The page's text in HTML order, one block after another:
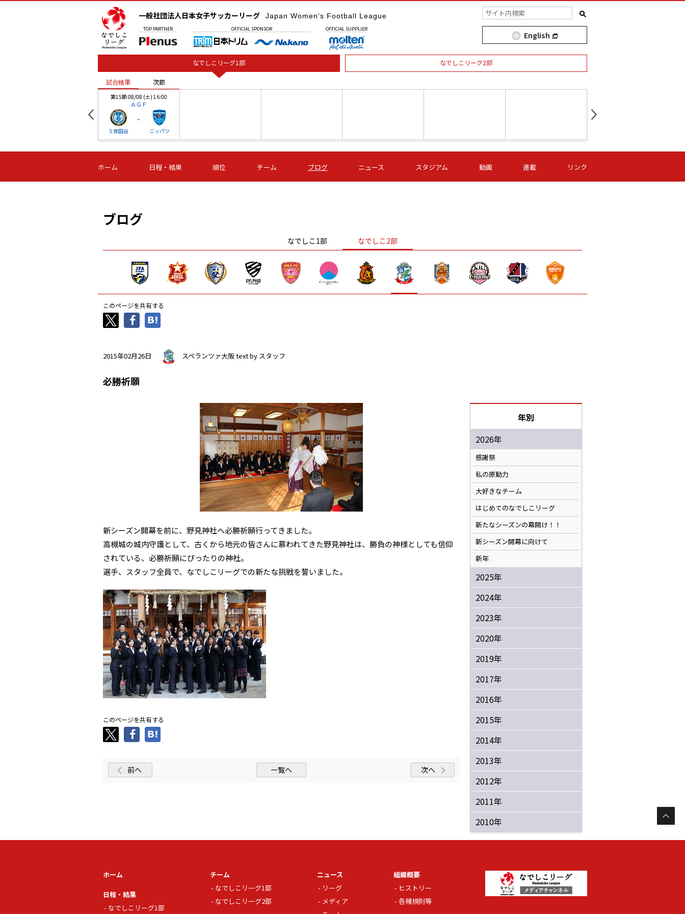
一般社団法人日本女子サッカーリーグ Japan Women's Football League
TOP PARTNER OFFICIAL SPONSOR OFFICIAL SUPPLIER
English
なでしこリーグ1部 なでしこリーグ2部
試合結果 次節
第15節 08/08 (土) 16:00
ＡＧＦ
Ｓ世田谷
-
ニッパツ
-
第16節 09/05 (土) 15:00
ニッパツ
-
第16節 09/05 (土) 15:00
石人の星
-
第16節 09/05 (土) 16:00
ＡＧＦ
-
いちご
-
第16節 09/06 (日) 15:00
-
第16節 09/06 (日) 15:00
- -
試合結果 次節
ホーム 日程・結果 順位 チーム ブログ ニュース スタジアム 動画 連載 リンク
ブログ
なでしこ1部 なでしこ2部
このページを共有する
2015年02月26日 スペランツァ大阪text by スタッフ
必勝祈願
新シーズン開幕を前に、野見神社へ必勝祈願行ってきました。
高槻城の城内守護として、古くから地元の皆さんに慕われてきた野見神社は、勝負の神様としても信仰
されている、必勝祈願にぴったりの神社。
選手、スタッフ全員で、なでしこリーグでの新たな挑戦を誓いました。
このページを共有する
前へ 一覧へ 次へ
年別
2026年
感謝祭
私の原動力
大好きなチーム
はじめてのなでしこリーグ
新たなシーズンの幕開け！！
新シーズン開幕に向けて
新年
2025年
2024年
2023年
2020年
2019年
2017年
2016年
2015年
2014年
2013年
2012年
2011年
2010年
ホーム
日程・結果
なでしこリーグ1部
チーム
なでしこリーグ1部
なでしこリーグ2部
ニュース
リーグ
メディア
組織概要
ヒストリー
各種規則等